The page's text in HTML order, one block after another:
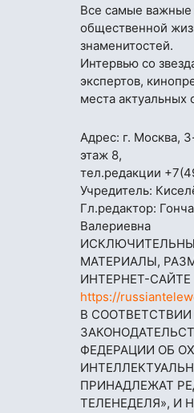
Все самые важные
общественной
знаменитостей.
Интервью со
экспертов,
места актуальных
Адрес: г. Москва,
этаж 8,
тел.редакции
Учредитель:
Гл.редактор:
Валериевна
МАТЕРИАЛЫ,
ИНТЕРНЕТ-САЙТЕ
https://
В СООТВЕТСТВИИ
ФЕДЕРАЦИИ ОБ
ПРИНАДЛЕЖАТ
ТЕЛЕНЕДЕЛЯ», И